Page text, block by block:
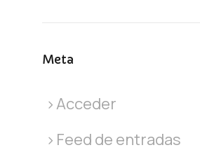
Meta
Acceder
Feed de entradas